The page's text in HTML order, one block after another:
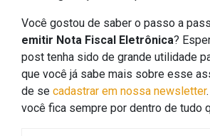
Você gostou de saber o passo a
emitir Nota Fiscal Eletrônica?
post tenha sido de grande utilidade
que você já sabe mais sobre esse
de se cadastrar em nossa newsletter
você fica sempre por dentro de tudo